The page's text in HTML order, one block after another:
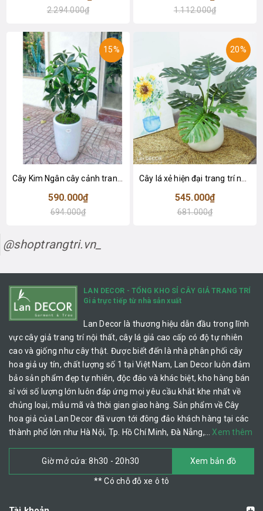
2.294.000₫ 1.112.000₫
15%
590.000₫
694.000₫
20%
545.000₫
681.000₫
@shoptrangtri.vn_
LAN DECOR - TỔNG KHO SỈ CÂY GIẢ TRANG TRÍ
Giá trực tiếp từ nhà sản xuất
Lan Decor là thương hiệu dẫn đầu trong lĩnh
vực cây giả trang trí nội thất, cây lá giả cao cấp có độ tự nhiên
cao và giống như cây thật. Được biết đến là nhà phân phối cây
hoa giả uy tín, chất lượng số 1 tại Việt Nam, Lan Decor luôn đảm
bảo sản phẩm đẹp tự nhiên, độc đáo và khác biệt, kho hàng bán
sỉ với số lượng lớn luôn đáp ứng mọi yêu cầu khắt khe nhất về
chủng loại, mẫu mã và thời gian giao hàng. Sản phẩm về Cây
hoa giả của Lan Decor đã vươn tới đông đảo khách hàng tại các
thành phố lớn như Hà Nội, Tp. Hồ Chí Minh, Đà Nẵng,…Xem thêm
Giờ mở cửa: 8h30 - 20h30 Xem bản đồ
** Có chỗ đỗ xe ô tô